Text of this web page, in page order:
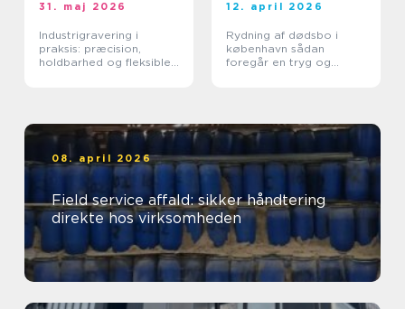
31. maj 2026
Industrigravering i
praksis: præcision,
holdbarhed og fleksible
12. april 2026
Rydning af dødsbo i
københavn sådan
foregår en tryg og
08. april 2026
Field service affald: sikker håndtering
direkte hos virksomheden